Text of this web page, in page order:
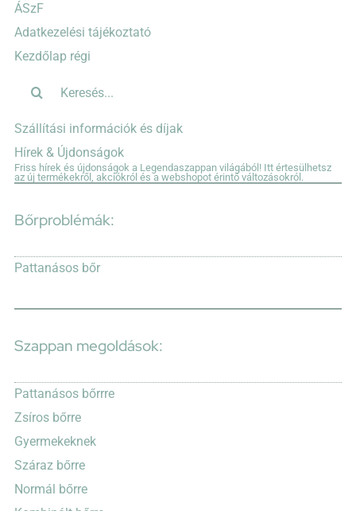
ÁSzF
Adatkezelési tájékoztató
Kezdőlap régi
Szállítási információk és díjak
Hírek & Újdonságok
Friss hírek és újdonságok a Legendaszappan világából! Itt értesülhetsz
az új termékekről, akciókról és a webshopot érintő változásokról.
Bőrproblémák:
Pattanásos bőr
Szappan megoldások:
Pattanásos bőrrre
Zsíros bőrre
Gyermekeknek
Száraz bőrre
Normál bőrre